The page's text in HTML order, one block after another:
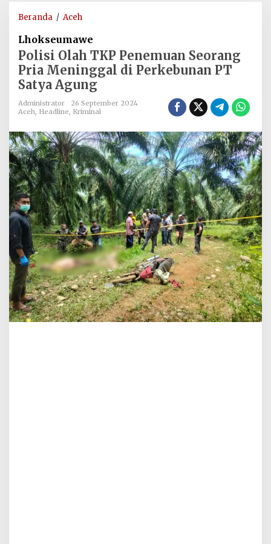
Beranda / Aceh
TKP
Penemuan
Seorang
Pria
di
PT
Satya
Agung
Lhokseumawe
Polisi Olah TKP Penemuan Seorang
Pria Meninggal di Perkebunan PT
Satya Agung
Administrator
26 September 2024
Aceh, Headline, Kriminal